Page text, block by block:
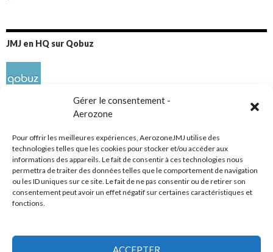
Gérer le consentement -
Aerozone
Pour offrir les meilleures expériences, AerozoneJMJ utilise des
technologies telles que les cookies pour stocker et/ou accéder aux
informations des appareils. Le fait de consentir à ces technologies nous
permettra de traiter des données telles que le comportement de navigation
ou les ID uniques sur ce site. Le fait de ne pas consentir ou de retirer son
consentement peut avoir un effet négatif sur certaines caractéristiques et
fonctions.
ACCEPTER
JMJ en HQ sur Qobuz
Réseaux sociaux